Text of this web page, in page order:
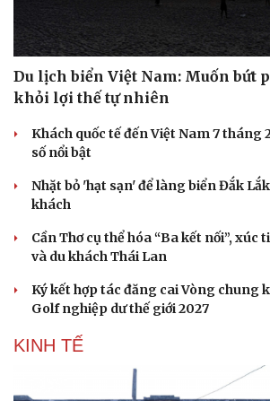
Du lịch biển Việt Nam: Muốn bứt
khỏi lợi thế tự nhiên
Khách quốc tế đến Việt Nam 7 tháng
số nổi bật
Nhặt bỏ 'hạt sạn' để làng biển Đắk
khách
Cần Thơ cụ thể hóa “Ba kết nối”, xúc
và du khách Thái Lan
Ký kết hợp tác đăng cai Vòng chung
Golf nghiệp dư thế giới 2027
KINH TẾ